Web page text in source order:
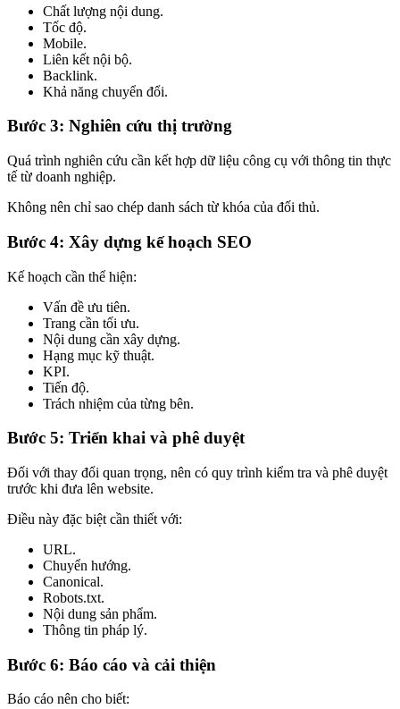
Chất lượng nội dung.
Tốc độ.
Mobile.
Liên kết nội bộ.
Backlink.
Khả năng chuyển đổi.
Bước 3: Nghiên cứu thị trường
Quá trình nghiên cứu cần kết hợp dữ liệu công cụ với thông tin thực
tế từ doanh nghiệp.
Không nên chỉ sao chép danh sách từ khóa của đối thủ.
Bước 4: Xây dựng kế hoạch SEO
Kế hoạch cần thể hiện:
Vấn đề ưu tiên.
Trang cần tối ưu.
Nội dung cần xây dựng.
Hạng mục kỹ thuật.
KPI.
Tiến độ.
Trách nhiệm của từng bên.
Bước 5: Triển khai và phê duyệt
Đối với thay đổi quan trọng, nên có quy trình kiểm tra và phê duyệt
trước khi đưa lên website.
Điều này đặc biệt cần thiết với:
URL.
Chuyển hướng.
Canonical.
Robots.txt.
Nội dung sản phẩm.
Thông tin pháp lý.
Bước 6: Báo cáo và cải thiện
Báo cáo nên cho biết: